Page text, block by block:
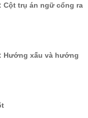
Cột trụ án ngữ cổng ra
Hướng xấu và hướng